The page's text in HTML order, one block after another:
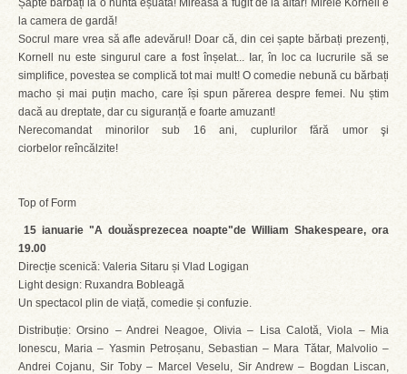
Șapte bărbați la o nuntă eșuată! Mireasa a fugit de la altar! Mirele Kornell e
la camera de gardă!
Socrul mare vrea să afle adevărul! Doar că, din cei șapte bărbați prezenți,
Kornell nu este singurul care a fost înșelat... Iar, în loc ca lucrurile să se
simplifice, povestea se complică tot mai mult! O comedie nebună cu bărbați
macho și mai puțin macho, care își spun părerea despre femei. Nu știm
dacă au dreptate, dar cu siguranță e foarte amuzant!
Nerecomandat minorilor sub 16 ani, cuplurilor fără umor şi
ciorbelor reîncălzite!
Top of Form
15 ianuarie "A douăsprezecea noapte"de William Shakespeare, ora
19.00
Direcție scenică: Valeria Sitaru și Vlad Logigan
Light design: Ruxandra Bobleagă
Un spectacol plin de viață, comedie și confuzie.
Distribuție: Orsino – Andrei Neagoe, Olivia – Lisa Calotă, Viola – Mia
Ionescu, Maria – Yasmin Petroșanu, Sebastian – Mara Tătar, Malvolio –
Andrei Cojanu, Sir Toby – Marcel Veselu, Sir Andrew – Bogdan Liscan,